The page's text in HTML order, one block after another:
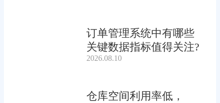
订单管理系统中有哪些
关键数据指标值得关注?
2026.08.10
仓库空间利用率低，